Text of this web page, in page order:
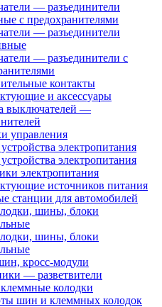
— разъединители
с предохранителями
— разъединители
— разъединители с
контакты
и аксессуары
выключателей —
управления
электропитания
электропитания
электропитания
источников питания
станции для автомобилей
шины, блоки
шины, блоки
кросс-модули
— разветвители
колодки
шин и клеммных колодок